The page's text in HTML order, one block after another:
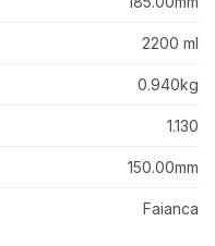
2200 ml
0.940kg
1.130
150.00mm
Faianca